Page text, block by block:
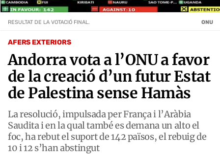
AFERS EXTERIORS
Andorra vota a l’ONU a favor
de la creació d’un futur Estat
de Palestina sense Hamàs
La resolució, impulsada per França i l’Aràbia
Saudita i en la qual també es demana un alto el
foc, ha rebut el suport de 142 països, el rebuig de
10 i 12 s’han abstingut
RESULTAT DE LA VOTACIÓ FINAL. ONU